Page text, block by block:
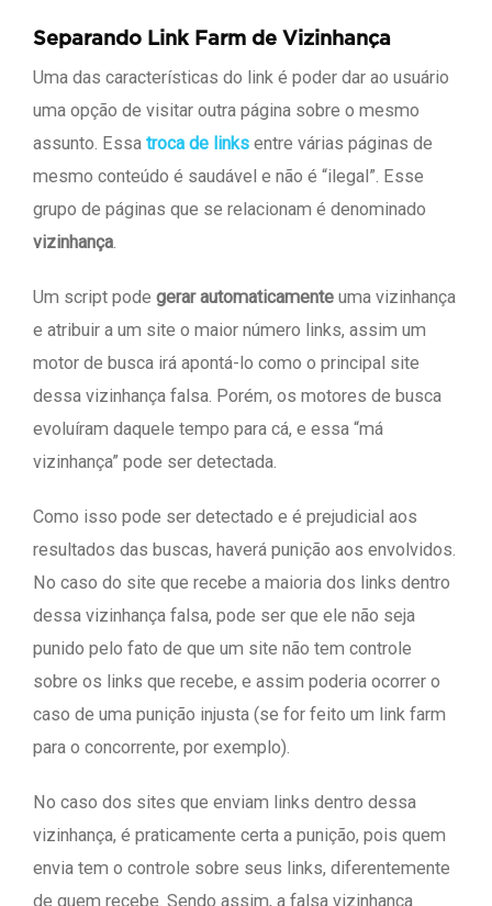
Separando Link Farm de Vizinhança
Uma das características do link é poder dar ao usuário
uma opção de visitar outra página sobre o mesmo
assunto. Essa troca de links entre várias páginas de
mesmo conteúdo é saudável e não é “ilegal”. Esse
grupo de páginas que se relacionam é denominado
vizinhança.
Um script pode gerar automaticamente uma vizinhança
e atribuir a um site o maior número links, assim um
motor de busca irá apontá-lo como o principal site
dessa vizinhança falsa. Porém, os motores de busca
evoluíram daquele tempo para cá, e essa “má
vizinhança” pode ser detectada.
Como isso pode ser detectado e é prejudicial aos
resultados das buscas, haverá punição aos envolvidos.
No caso do site que recebe a maioria dos links dentro
dessa vizinhança falsa, pode ser que ele não seja
punido pelo fato de que um site não tem controle
sobre os links que recebe, e assim poderia ocorrer o
caso de uma punição injusta (se for feito um link farm
para o concorrente, por exemplo).
No caso dos sites que enviam links dentro dessa
vizinhança, é praticamente certa a punição, pois quem
envia tem o controle sobre seus links, diferentemente
de quem recebe. Sendo assim, a falsa vizinhança